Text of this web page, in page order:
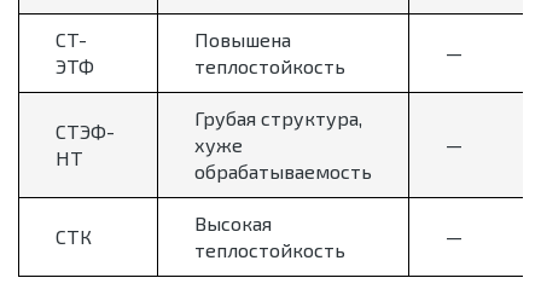
СТ-
ЭТФ
Повышена
теплостойкость
—
СТЭФ-
НТ
Грубая структура,
хуже
обрабатываемость
—
СТК
Высокая
теплостойкость
—